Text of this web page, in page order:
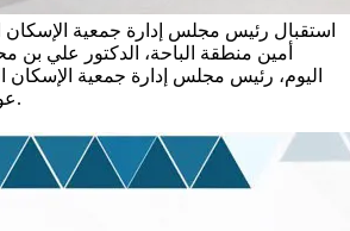
استقبال رئيس مجلس إدارة جمعية الإسكان
أمين منطقة الباحة، الدكتور علي بن
اليوم، رئيس مجلس إدارة جمعية الإسكان
عوض بن موسى الغامدي.